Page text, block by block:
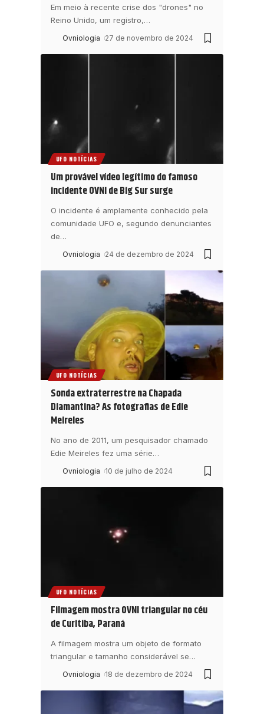
Em meio à recente crise dos "drones" no
Reino Unido, um registro,…
Ovniologia 27 de novembro de 2024
UFO NOTÍCIAS
Um provável vídeo legítimo do famoso
incidente OVNI de Big Sur surge
O incidente é amplamente conhecido pela
comunidade UFO e, segundo denunciantes
de…
Ovniologia 24 de dezembro de 2024
UFO NOTÍCIAS
Sonda extraterrestre na Chapada
Diamantina? As fotografias de Edie
Meireles
No ano de 2011, um pesquisador chamado
Edie Meireles fez uma série…
Ovniologia 10 de julho de 2024
UFO NOTÍCIAS
Filmagem mostra OVNI triangular no céu
de Curitiba, Paraná
A filmagem mostra um objeto de formato
triangular e tamanho considerável se…
Ovniologia 18 de dezembro de 2024